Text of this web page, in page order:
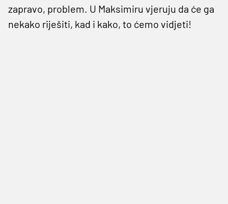
zapravo, problem. U Maksimiru vjeruju da će ga
nekako riješiti, kad i kako, to ćemo vidjeti!